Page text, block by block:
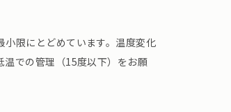
限にとどめています。温度変化
温での管理（15度以下）をお願